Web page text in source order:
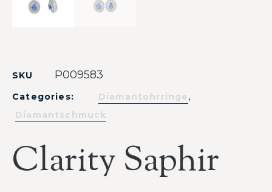
SKU P009583
Categories: Diamantohrringe,
Diamantschmuck
Clarity Saphir